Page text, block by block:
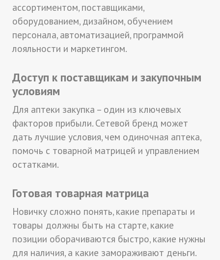
ассортиментом, поставщиками,
оборудованием, дизайном, обучением
персонала, автоматизацией, программой
лояльности и маркетингом.
Доступ к поставщикам и закупочным
условиям
Для аптеки закупка – один из ключевых
факторов прибыли. Сетевой бренд может
дать лучшие условия, чем одиночная аптека,
помочь с товарной матрицей и управлением
остатками.
Готовая товарная матрица
Новичку сложно понять, какие препараты и
товары должны быть на старте, какие
позиции оборачиваются быстро, какие нужны
для наличия, а какие замораживают деньги.